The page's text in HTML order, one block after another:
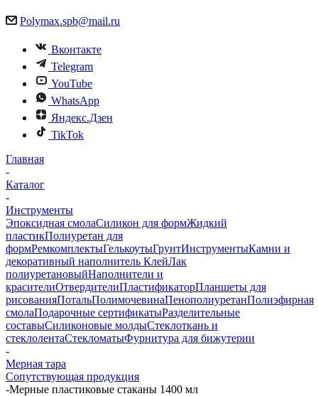
Polymax.spb@mail.ru
Вконтакте
Telegram
YouTube
WhatsApp
Яндекс.Дзен
TikTok
Главная
-
Каталог
-
Инструменты
Эпоксидная смолаСиликон для формЖидкий
пластикПолиуретан для
формРемкомплектыГелькоутыГрунтИнструментыКамни и
декоративный наполнитель КлейЛак
полиуретановыйНаполнители и
красителиОтвердителиПластификаторПланшеты для
рисованияПотальПолимочевинаПенополиуретанПолиэфирная
смолаПодарочные сертификатыРазделительные
составыСиликоновые молдыСтеклоткань и
стеклолентаСтекломатыФурнитура для бижутерии
-
Мерная тара
Сопутствующая продукция
-Мерные пластиковые стаканы 1400 мл